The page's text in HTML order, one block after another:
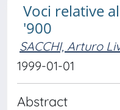
Voci relative
'900
SACCHI, Arturo
1999-01-01
Abstract